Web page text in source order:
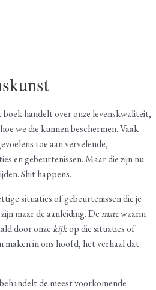
handelt over onze levenskwaliteit,
we die kunnen beschermen. Vaak
toe aan vervelende,
en gebeurtenissen. Maar die zijn nu
Shit happens.
situaties of gebeurtenissen die je
maar de aanleiding. Dematewaarin
door onzekijkop die situaties of
maken in ons hoofd, het verhaal dat
de meest voorkomende